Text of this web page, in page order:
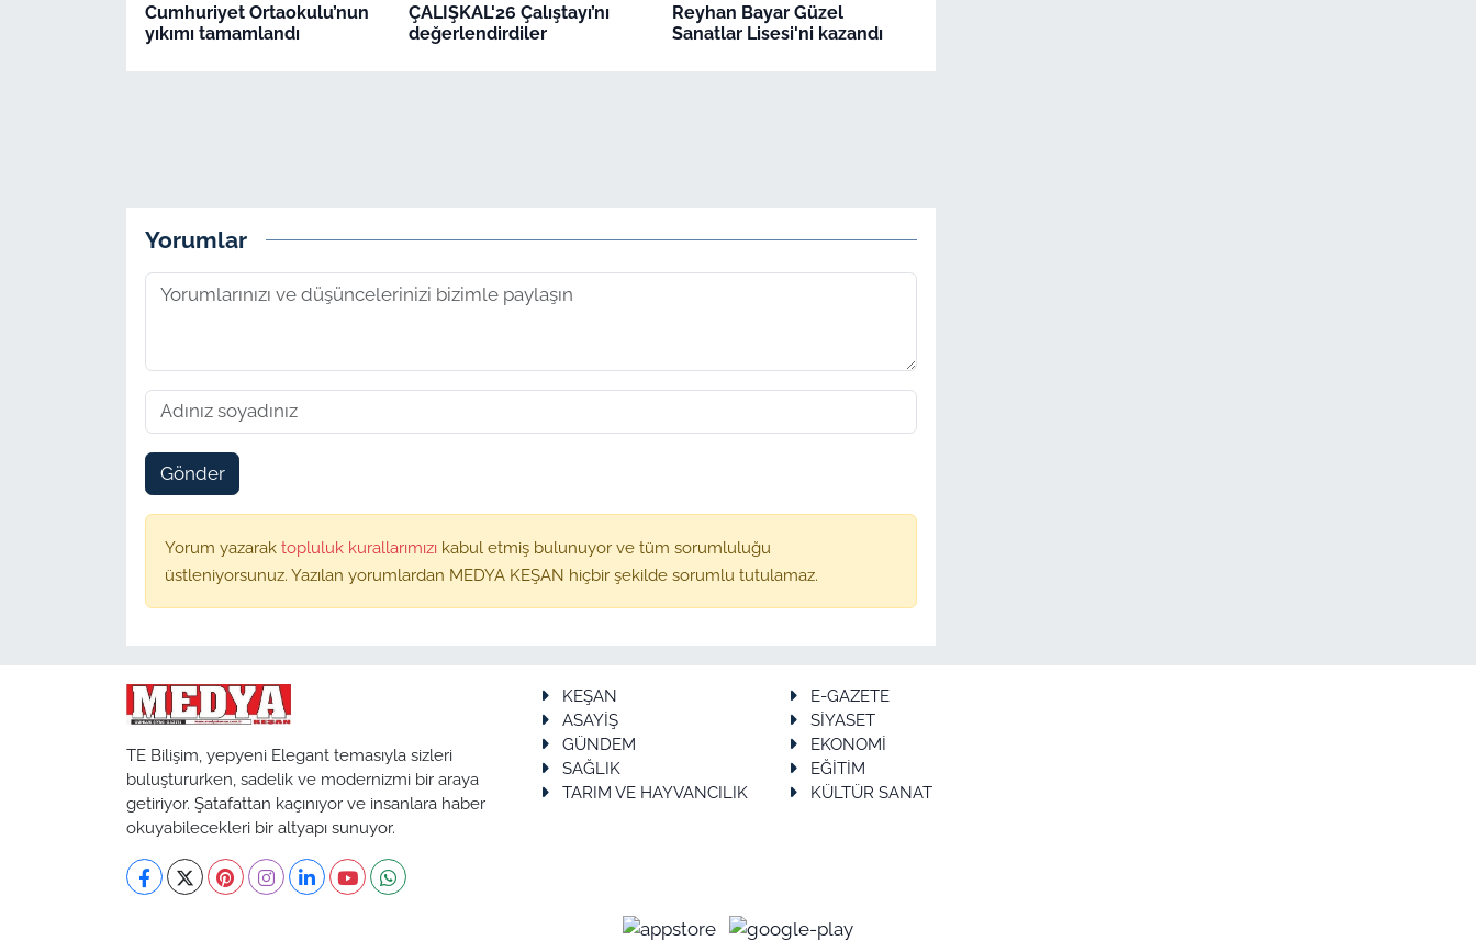
Cumhuriyet Ortaokulu’nun
yıkımı tamamlandı
ÇALIŞKAL'26 Çalıştayı’nı
değerlendirdiler
Reyhan Bayar Güzel
Sanatlar Lisesi'ni kazandı
Yorumlar
Gönder
Yorum yazarak topluluk kurallarımızı kabul etmiş bulunuyor ve tüm sorumluluğu
üstleniyorsunuz. Yazılan yorumlardan MEDYA KEŞAN hiçbir şekilde sorumlu tutulamaz.
TE Bilişim, yepyeni Elegant temasıyla sizleri
buluştururken, sadelik ve modernizmi bir araya
getiriyor. Şatafattan kaçınıyor ve insanlara haber
okuyabilecekleri bir altyapı sunuyor.
KEŞAN
E-GAZETE
ASAYİŞ
SİYASET
GÜNDEM
EKONOMİ
SAĞLIK
EĞİTİM
TARIM VE HAYVANCILIK
KÜLTÜR SANAT